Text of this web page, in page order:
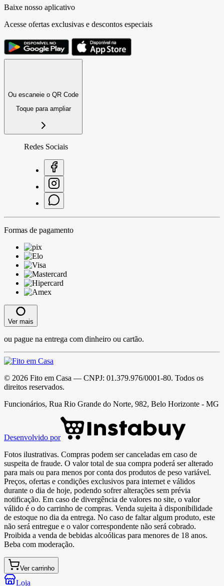
Baixe nosso aplicativo
Acesse ofertas exclusivas e descontos especiais
Ou escaneie o QR Code
Toque para ampliar
Redes Sociais
Formas de pagamento
Ver mais
ou pague na entrega com dinheiro ou cartão.
© 2026 Fito em Casa — CNPJ: 01.379.976/0001-80. Todos os
direitos reservados.
Funcionários, Rua Rio Grande do Norte, 982, Belo Horizonte - MG
Desenvolvido por
Fotos ilustrativas. Compras podem ser canceladas em caso de
suspeita de fraude. O valor total de sua compra poderá ser alterado
para mais ou para menos por conta dos produtos de peso variável.
Preços, ofertas e condições exclusivos para internet e válidos
durante o dia de hoje, podendo sofrer alterações sem prévia
notificação. Em caso de divergência de valores no site, o valor
válido é o do carrinho de compras. Venda sujeita à disponibilidade
de estoque no dia da entrega. No caso de faltar algum produto, este
não será entregue e o valor correspondente não será cobrado.
Proibida a venda de bebidas alcoólicas para menores de 18 anos.
Beba com moderação.
Ver carrinho
Loja